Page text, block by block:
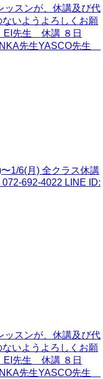
ッスンが、休講及び代
いようよろしくお願
EI先生 休講 ８日
先生YASCO先生
1/6(月) 全クラス休講
692-4022 LINE ID:
ッスンが、休講及び代
いようよろしくお願
EI先生 休講 ８日
先生YASCO先生